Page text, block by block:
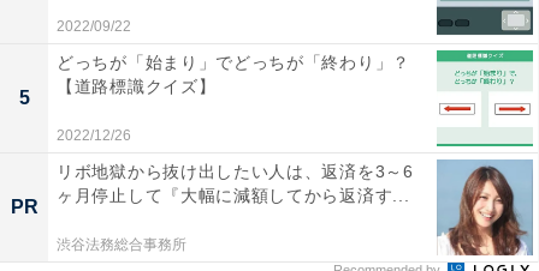
2022/09/22
5
どっちが「始まり」でどっちが「終わり」？
【道路標識クイズ】
2022/12/26
PR
リボ地獄から抜け出したい人は、返済を3～6
ヶ月停止して『大幅に減額してから返済す...
渋谷法務総合事務所